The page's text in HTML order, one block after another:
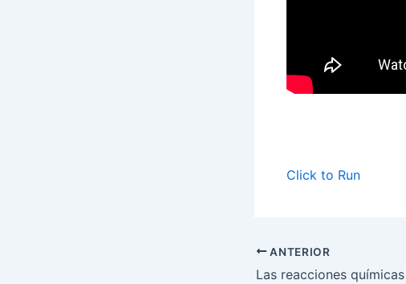
Click to Run
ANTERIOR